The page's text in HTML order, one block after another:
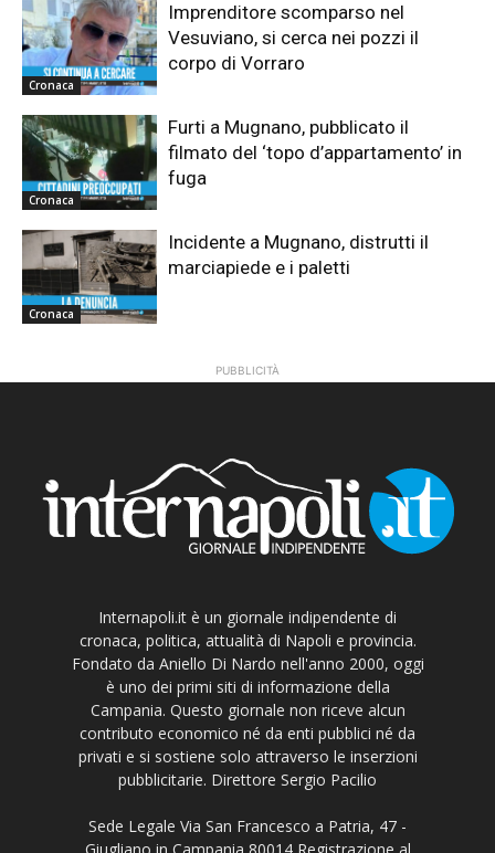
Cronaca
Imprenditore scomparso nel
Vesuviano, si cerca nei pozzi il
corpo di Vorraro
Cronaca
Furti a Mugnano, pubblicato il
filmato del ‘topo d’appartamento’ in
fuga
Cronaca
Incidente a Mugnano, distrutti il
marciapiede e i paletti
PUBBLICITÀ
Internapoli.it è un giornale indipendente di
cronaca, politica, attualità di Napoli e provincia.
Fondato da Aniello Di Nardo nell'anno 2000, oggi
è uno dei primi siti di informazione della
Campania. Questo giornale non riceve alcun
contributo economico né da enti pubblici né da
privati e si sostiene solo attraverso le inserzioni
pubblicitarie. Direttore Sergio Pacilio
Sede Legale Via San Francesco a Patria, 47 -
Giugliano in Campania 80014 Registrazione al